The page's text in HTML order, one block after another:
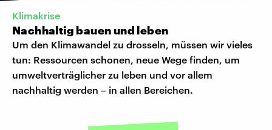
Klimakrise
Nachhaltig bauen und leben
Um den Klimawandel zu drosseln, müssen wir vieles
tun: Ressourcen schonen, neue Wege finden, um
umweltverträglicher zu leben und vor allem
nachhaltig werden – in allen Bereichen.